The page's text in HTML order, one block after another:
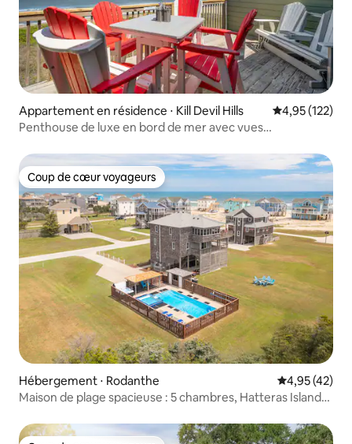
Appartement en résidence ⋅ Kill Devil Hills Évaluation
4,95 (122)
Penthouse de luxe en bord de mer avec vues
Coup de cœur voyageurs
Coup de cœur voyageurs
Hébergement ⋅ Rodanthe Évaluation
4,95 (42)
Maison de plage spacieuse : 5 chambres, Hatteras Island